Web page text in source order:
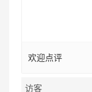
欢迎点评